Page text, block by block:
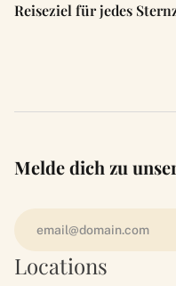
Reiseziel für jedes
Locations
Melde dich zu